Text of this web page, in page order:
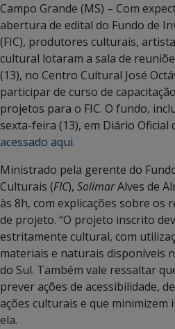
Campo Grande (MS) – Com
abertura de edital do Fundo de
(FIC), produtores culturais,
cultural lotaram a sala de
(13), no Centro Cultural José
participar de curso de
projetos para o FIC. O fundo,
sexta-feira (13), em Diário Oficial
acessado aqui.
Ministrado pela gerente do
Culturais (FIC), SolimarAlves de
às 8h, com explicações sobre os
de projeto. “O projeto inscrito
estritamente cultural, com
materiais e naturais disponíveis
do Sul. Também vale ressaltar
prever ações de acessibilidade,
ações culturais e que minimizem
ela.